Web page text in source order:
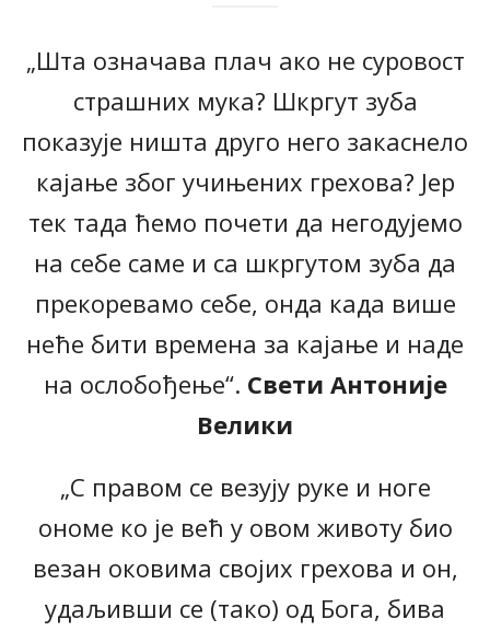
„Шта означава плач ако не суровост
страшних мука? Шкргут зуба
показује ништа друго него закаснело
кајање због учињених грехова? Јер
тек тада ћемо почети да негодујемо
на себе саме и са шкргутом зуба да
прекоревамо себе, онда када више
неће бити времена за кајање и наде
на ослобођење“. Свети Антоније
Велики
„С правом се везују руке и ноге
ономе ко је већ у овом животу био
везан оковима својих грехова и он,
удаљивши се (тако) од Бога, бива